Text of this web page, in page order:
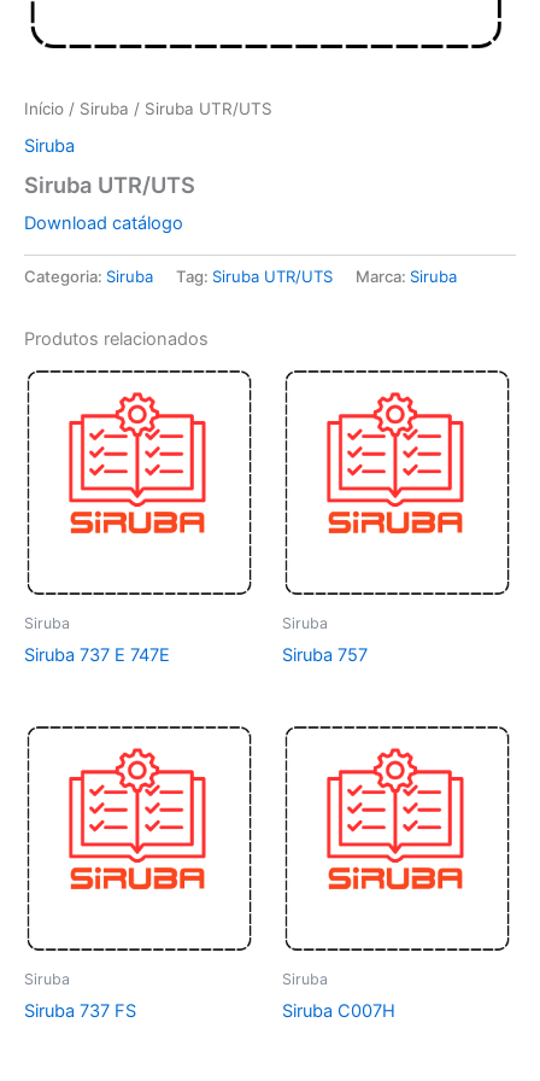
Início / Siruba / Siruba UTR/UTS
Siruba
Siruba UTR/UTS
Download catálogo
Categoria: Siruba Tag: Siruba UTR/UTS Marca: Siruba
Produtos relacionados
Siruba
Siruba 737 E 747E
Siruba
Siruba 757
Siruba
Siruba 737 FS
Siruba
Siruba C007H